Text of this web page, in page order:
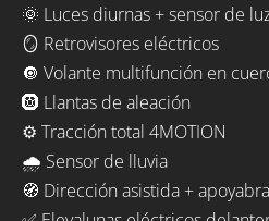
🌞 Luces diurnas + sensor de
🪞 Retrovisores eléctricos
🔘 Volante multifunción en
🛞 Llantas de aleación
⚙️ Tracción total 4MOTION
🌧️ Sensor de lluvia
🧭 Dirección asistida +